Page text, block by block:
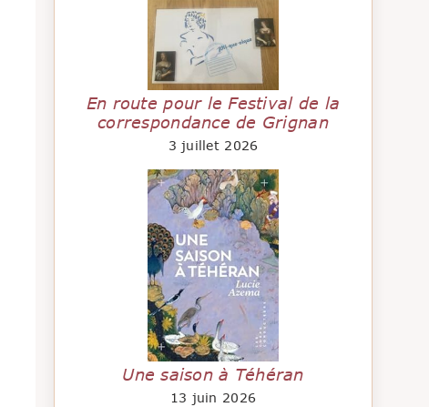
En route pour le Festival de la
correspondance de Grignan
3 juillet 2026
Une saison à Téhéran
13 juin 2026